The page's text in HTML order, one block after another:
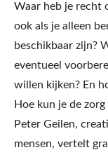
Waar heb je recht
ook als je alleen
beschikbaar zijn?
eventueel
willen kijken? En
Hoe kun je de
Peter Geilen,
mensen, vertelt